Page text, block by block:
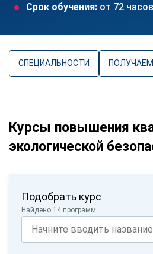
Срок обучения: от 72 часов
СПЕЦИАЛЬНОСТИ
Курсы повышения
экологической
Подобрать курс
Найдено 14 программ